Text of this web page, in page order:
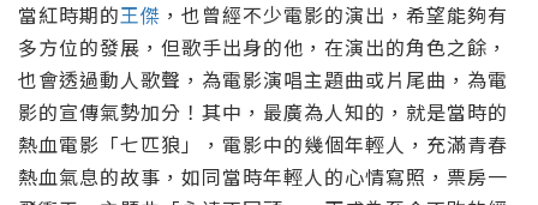
當紅時期的王傑 ，也曾經不少電影的演出，希望能夠有
多方位的發展，但歌手出身的他，在演出的角色之餘，
也會透過動人歌聲，為電影演唱主題曲或片尾曲，為電
影的宣傳氣勢加分！其中，最廣為人知的，就是當時的
熱血電影「七匹狼」，電影中的幾個年輕人，充滿青春
熱血氣息的故事，如同當時年輕人的心情寫照，票房一